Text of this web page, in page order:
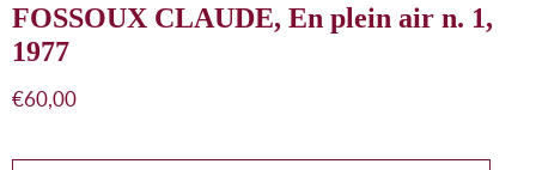
FOSSOUX CLAUDE, En plein air n. 1,
1977
Prezzo
listino
€60,00